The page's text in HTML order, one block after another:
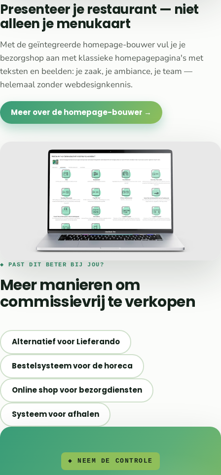
Presenteer je restaurant — niet
alleen je menukaart
Met de geïntegreerde homepage-bouwer vul je je
bezorgshop aan met klassieke homepagepagina's met
teksten en beelden: je zaak, je ambiance, je team —
helemaal zonder webdesignkennis.
Meer over de homepage-bouwer →
◆ PAST DIT BETER BIJ JOU?
Meer manieren om
commissievrij te verkopen
Alternatief voor Lieferando
Bestelsysteem voor de horeca
Online shop voor bezorgdiensten
Systeem voor afhalen
◆ NEEM DE CONTROLE